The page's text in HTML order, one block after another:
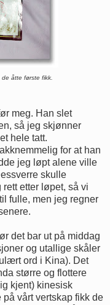
åtte første fikk.
meg. Han slet
så jeg skjønner
hele tatt.
for at han
jeg løpt alene ville
skulle
etter løpet, så vi
fulle, men jeg regner
det bar ut på middag
og utallige skåler
ord i Kina). Det
større og flottere
kjent) kinesisk
vårt vertskap fikk de